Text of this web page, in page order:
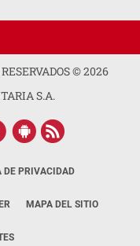
©2026
S.A.
DE PRIVACIDAD
MAPA DEL SITIO